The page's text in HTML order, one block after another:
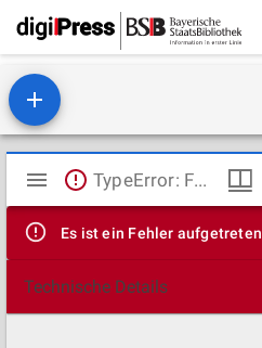
Mirador
Viewer
TypeError: Failed to fetch
Es ist ein Fehler aufgetreten
Technische Details